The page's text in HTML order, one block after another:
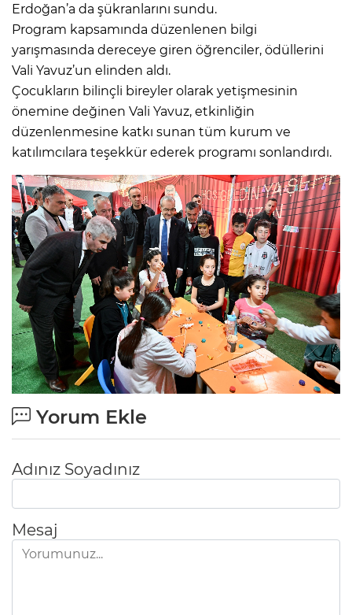
Erdoğan’a da şükranlarını sundu.
Program kapsamında düzenlenen bilgi
yarışmasında dereceye giren öğrenciler, ödüllerini
Vali Yavuz’un elinden aldı.
Çocukların bilinçli bireyler olarak yetişmesinin
önemine değinen Vali Yavuz, etkinliğin
düzenlenmesine katkı sunan tüm kurum ve
katılımcılara teşekkür ederek programı sonlandırdı.
Yorum Ekle
Adınız Soyadınız
Mesaj